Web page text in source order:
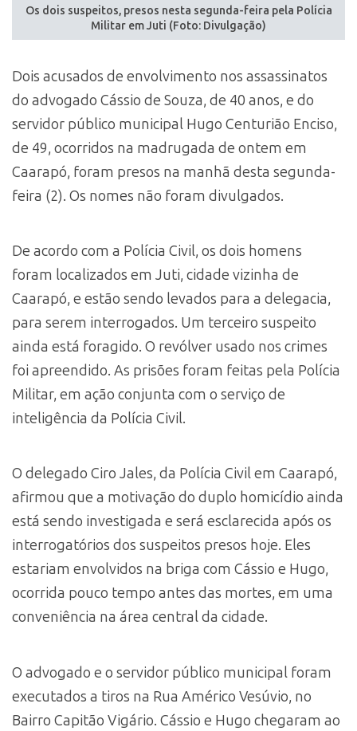
Os dois suspeitos, presos nesta segunda-feira pela Polícia
Militar em Juti (Foto: Divulgação)
Dois acusados de envolvimento nos assassinatos
do advogado Cássio de Souza, de 40 anos, e do
servidor público municipal Hugo Centurião Enciso,
de 49, ocorridos na madrugada de ontem em
Caarapó, foram presos na manhã desta segunda-
feira (2). Os nomes não foram divulgados.
De acordo com a Polícia Civil, os dois homens
foram localizados em Juti, cidade vizinha de
Caarapó, e estão sendo levados para a delegacia,
para serem interrogados. Um terceiro suspeito
ainda está foragido. O revólver usado nos crimes
foi apreendido. As prisões foram feitas pela Polícia
Militar, em ação conjunta com o serviço de
inteligência da Polícia Civil.
O delegado Ciro Jales, da Polícia Civil em Caarapó,
afirmou que a motivação do duplo homicídio ainda
está sendo investigada e será esclarecida após os
interrogatórios dos suspeitos presos hoje. Eles
estariam envolvidos na briga com Cássio e Hugo,
ocorrida pouco tempo antes das mortes, em uma
conveniência na área central da cidade.
O advogado e o servidor público municipal foram
executados a tiros na Rua Américo Vesúvio, no
Bairro Capitão Vigário. Cássio e Hugo chegaram ao